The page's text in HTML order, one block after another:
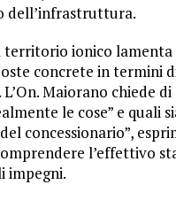
dell’infrastruttura.
territorio ionico lamenta
concrete in termini
Maiorano chiede di
le cose” e quali
concessionario”,
l’effettivo
impegni.